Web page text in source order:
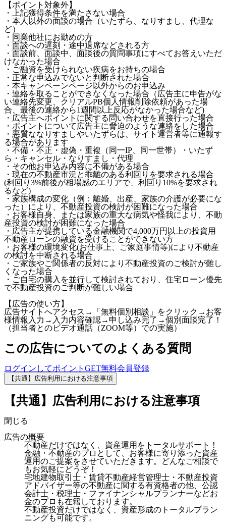
【ポイント対象外】
・上記獲得条件を満たさない場合
・本人以外の面談の場合（いたずら、なりすまし、代理な
ど）
・同業他社にお勤めの方
・面談への遅刻・途中退席などされる方
・面談前、面談中、面談後の質問事項にすべてお答えいただ
けなかった場合
・ご融資を受けられない疾病をお持ちの場合
・正常な申込みでないと判断された場合
・本キャンペーンページ以外からのお申込み
・連絡を取ることができなくなった場合（広告主に申告がな
い連絡先変更、クリアルPB個人情報削除依頼があった場
合、最後の連絡から1週間以上反応がなかった場合など)
・広告主へポイントに関する問い合わせを直接行った場合
・ポイントについて広告主に脅迫のような連絡をした場合
・悪質ななりすましやいたずらは、サイト運営者等に通報す
る場合があります
・不備・不正・虚偽・重複（同一IP、同一世帯）・いたず
ら・キャンセル・なりすまし・代理
・その他お申込み内容に不備がある場合
・現在の不動産市況と乖離のある利回りを要求される場合
(利回り3%前後が相場感のエリアで、利回り10%を要求され
るなど)
・家族構成の変化（例：離婚、出産、家族の介護が必要にな
った）により、不動産投資の検討が困難になった場合
・お客様自身、または家族の重大な病気や怪我により、不動
産投資の検討が困難になった場合
・広告主が提携している金融機関で4,000万円以上の投資用
不動産ローンの融資を受けることができない方
・お客様の環境変化(お仕事上、ご家庭事情等)により不動産
の検討を中断される場合
・ご家族やご関係者の反対により不動産投資のご検討が難し
くなった場合
・ご自宅の購入を並行して検討されており、住宅ローン優先
で不動産投資のご判断が難しい場合
【広告の使い方】
広告サイトへアクセス→「無料個別相談」をクリック→お客
様情報入力→入力内容確認→申し込み完了→個別面談完了！
（担当者とのビデオ通話（ZOOM等）での実施）
この広告についてのよくある質問
ログインしてポイントGET無料会員登録
【共通】広告利用における注意事項
【共通】広告利用における注意事項
閉じる
広告の概要
不動産だけではなく、資産運用をトータルサポート！
金融・不動産のプロとして、お客様に寄り添った資産
運用のご提案をさせていただきます。どんなご相談で
もお気軽にどうぞ！
宅地建物取引士・賃貸不動産経営管理士・不動産投資
アドバイザー等の不動産に関する有資格者の他、公認
会計士・税理士・ファイナンシャルプランナーなどお
金のプロも在籍しております。
不動産投資だけではなく、資産形成のトータルプラン
ニングも可能です。